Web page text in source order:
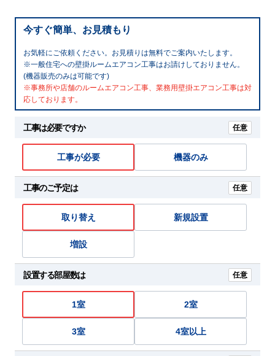
今すぐ簡単、お見積もり
お気軽にご依頼ください。お見積りは無料でご案内いたします。
※一般住宅への壁掛ルームエアコン工事はお請けしておりません。
(機器販売のみは可能です)
※事務所や店舗のルームエアコン工事、業務用壁掛エアコン工事は対
応しております。
工事は必要ですか 任意
工事が必要 機器のみ
工事のご予定は 任意
取り替え 新規設置
増設
設置する部屋数は 任意
1室 2室
3室 4室以上